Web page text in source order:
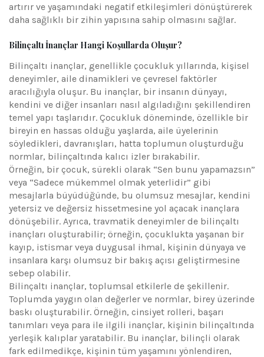
artırır ve yaşamındaki negatif etkileşimleri dönüştürerek
daha sağlıklı bir zihin yapısına sahip olmasını sağlar.
Bilinçaltı İnançlar Hangi Koşullarda Oluşur?
Bilinçaltı inançlar, genellikle çocukluk yıllarında, kişisel
deneyimler, aile dinamikleri ve çevresel faktörler
aracılığıyla oluşur. Bu inançlar, bir insanın dünyayı,
kendini ve diğer insanları nasıl algıladığını şekillendiren
temel yapı taşlarıdır. Çocukluk döneminde, özellikle bir
bireyin en hassas olduğu yaşlarda, aile üyelerinin
söyledikleri, davranışları, hatta toplumun oluşturduğu
normlar, bilinçaltında kalıcı izler bırakabilir.
Örneğin, bir çocuk, sürekli olarak “Sen bunu yapamazsın”
veya “Sadece mükemmel olmak yeterlidir” gibi
mesajlarla büyüdüğünde, bu olumsuz mesajlar, kendini
yetersiz ve değersiz hissetmesine yol açacak inançlara
dönüşebilir. Ayrıca, travmatik deneyimler de bilinçaltı
inançları oluşturabilir; örneğin, çocuklukta yaşanan bir
kayıp, istismar veya duygusal ihmal, kişinin dünyaya ve
insanlara karşı olumsuz bir bakış açısı geliştirmesine
sebep olabilir.
Bilinçaltı inançlar, toplumsal etkilerle de şekillenir.
Toplumda yaygın olan değerler ve normlar, birey üzerinde
baskı oluşturabilir. Örneğin, cinsiyet rolleri, başarı
tanımları veya para ile ilgili inançlar, kişinin bilinçaltında
yerleşik kalıplar yaratabilir. Bu inançlar, bilinçli olarak
fark edilmedikçe, kişinin tüm yaşamını yönlendiren,